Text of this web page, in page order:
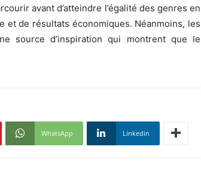
avant d’atteindre l’égalité des genres en
et de résultats économiques. Néanmoins, les
source d’inspiration qui montrent que le
WhatsApp Linkedin